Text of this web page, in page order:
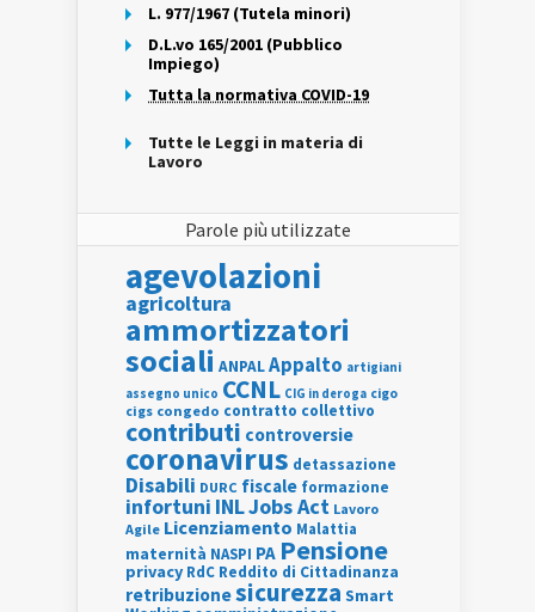
L. 977/1967 (Tutela minori)
D.L.vo 165/2001 (Pubblico
Impiego)
Tutta la normativa COVID-19
Tutte le Leggi in materia di
Lavoro
Parole più utilizzate
agevolazioni
agricoltura
ammortizzatori
sociali ANPALAppalto artigiani
assegno unico CCNL CIG in deroga cigo
cigs congedo contratto collettivo
contributi controversie
coronavirus detassazione
Disabili DURC fiscale formazione
infortuni INLJobs Act Lavoro
Agile Licenziamento Malattia
maternità NASPI PA Pensione
privacy RdC Reddito di Cittadinanza
retribuzionesicurezza Smart